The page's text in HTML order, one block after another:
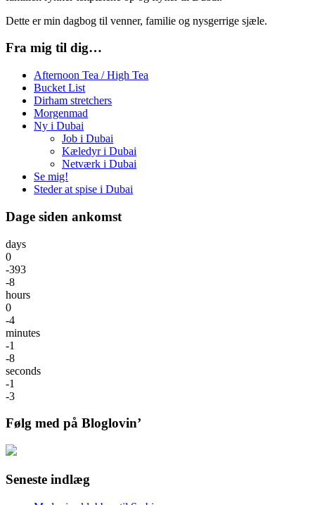
Dette er min dagbog til venner, familie og nysgerrige sjæle.
Fra mig til dig…
Afternoon Tea / High Tea
Bucket List
Dirham stretchers
Morgenmad
Ny i Dubai
Job i Dubai
Kæledyr i Dubai
Netværk i Dubai
Se mig!
Steder at spise i Dubai
Dage siden ankomst
days
0
-393
-8
hours
0
-4
minutes
-1
-8
seconds
-1
-3
Følg med på Bloglovin’
Seneste indlæg